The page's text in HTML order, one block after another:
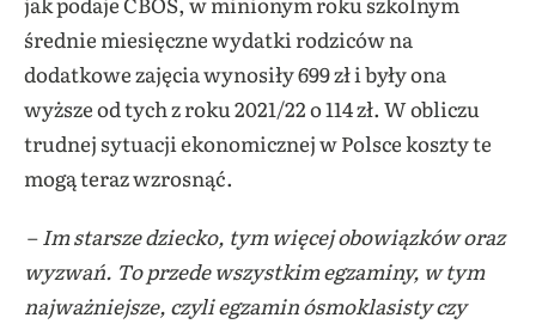
średnie miesięczne wydatki rodziców na
dodatkowe zajęcia wynosiły 699 zł i były ona
wyższe od tych z roku 2021/22 o 114 zł. W obliczu
trudnej sytuacji ekonomicznej w Polsce koszty te
mogą teraz wzrosnąć.
–Im starsze dziecko, tym więcej obowiązków oraz
wyzwań. To przede wszystkim egzaminy, w tym
najważniejsze, czyli egzamin ósmoklasisty czy